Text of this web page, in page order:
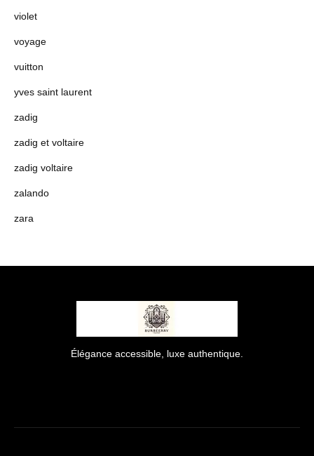
violet
voyage
vuitton
yves saint laurent
zadig
zadig et voltaire
zadig voltaire
zalando
zara
Élégance accessible, luxe authentique.